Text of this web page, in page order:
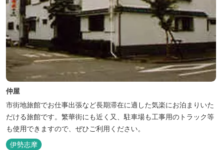
仲屋
市街地旅館でお仕事出張など長期滞在に適した気楽にお泊まりいた
だける旅館です。繁華街にも近く又、駐車場も工事用のトラック等
も使用できますので、ぜひご利用ください。
伊勢志摩